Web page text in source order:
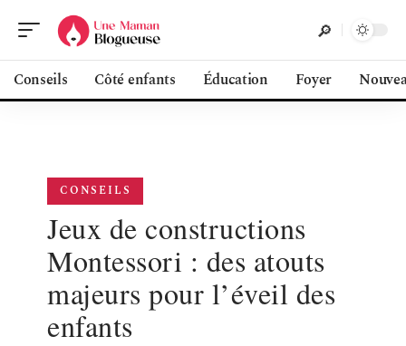
Conseils Côté enfants Éducation Foyer
CONSEILS
Jeux de constructions
Montessori : des atouts
majeurs pour l’éveil des
enfants